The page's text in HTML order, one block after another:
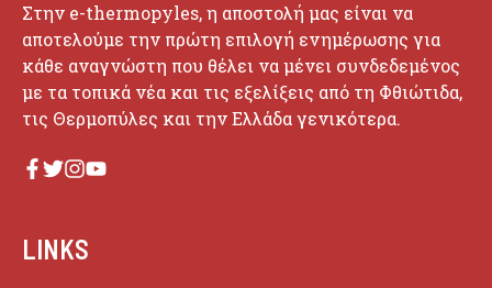
Στην e-thermopyles, η αποστολή μας είναι να
αποτελούμε την πρώτη επιλογή ενημέρωσης για
κάθε αναγνώστη που θέλει να μένει συνδεδεμένος
με τα τοπικά νέα και τις εξελίξεις από τη Φθιώτιδα,
τις Θερμοπύλες και την Ελλάδα γενικότερα.
LINKS